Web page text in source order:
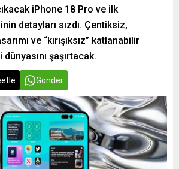
iPhone 18 Pro ve ilk
detayları sızdı. Çentiksiz,
ve “kırışıksız” katlanabilir
şaşırtacak.
Gönder